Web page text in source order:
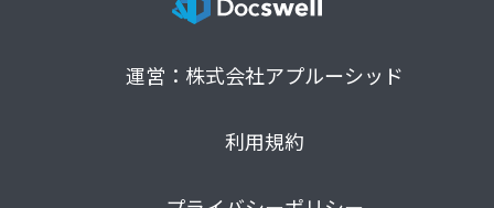
運営：株式会社アプルーシッド
利用規約